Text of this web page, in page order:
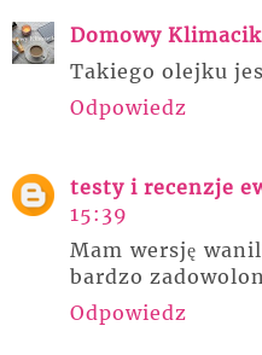
Domowy Klimacik
Takiego olejku
Odpowiedz
testy i recenzje
15:39
Mam wersję
bardzo
Odpowiedz